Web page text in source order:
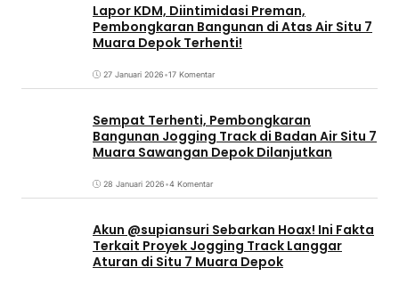
Lapor KDM, Diintimidasi Preman,
Pembongkaran Bangunan di Atas Air Situ 7
Muara Depok Terhenti!
27 Januari 2026•17 Komentar
Sempat Terhenti, Pembongkaran
Bangunan Jogging Track di Badan Air Situ 7
Muara Sawangan Depok Dilanjutkan
28 Januari 2026•4 Komentar
Akun @supiansuri Sebarkan Hoax! Ini Fakta
Terkait Proyek Jogging Track Langgar
Aturan di Situ 7 Muara Depok